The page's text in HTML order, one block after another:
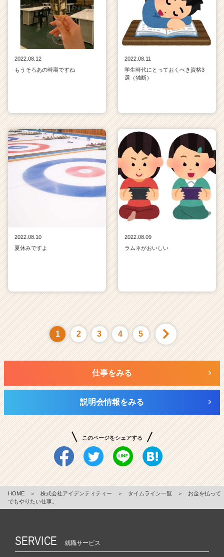
2022.08.12
もうそろあの時期ですね
2022.08.11
学生時代にとっておくべき資格3
選（独断）
2022.08.10
夏休みですよ
2022.08.09
ラムネがおいしい
1 2 3 4 5
仕事をみる
説明会情報をみる
このページをシェアする
HOME ＞ 株式会社アイデンティティー ＞ タイムライン一覧 ＞
お金を払って
でもやりたい仕事。
SERVICE 就職サービス